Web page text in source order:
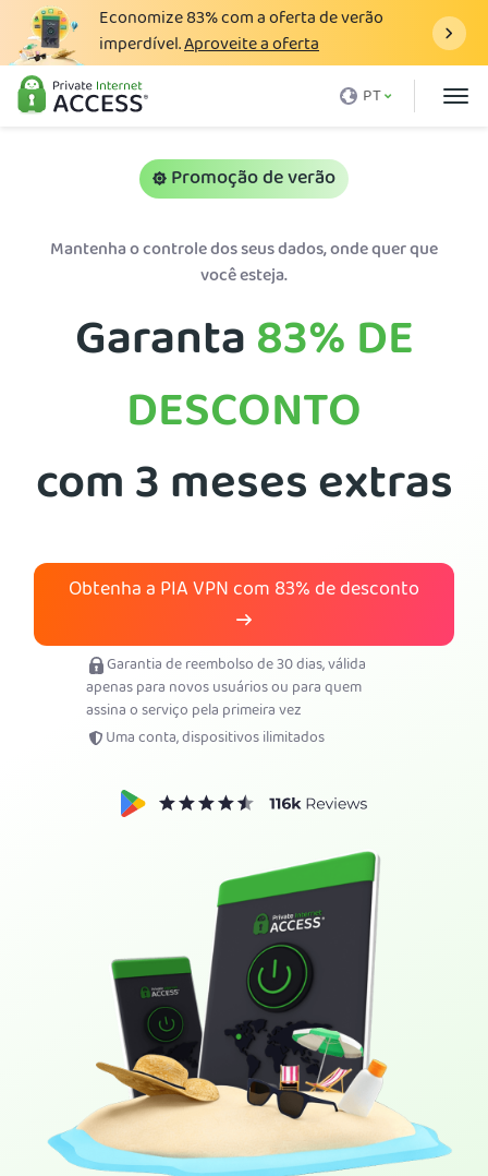
Economize83%com a oferta de verão
imperdível.Aproveite a oferta
PT
O que é uma VPN
Download VPN
Promoção de verão
Mantenha o controle dos seus dados, onde quer que
você esteja.
Garanta83%DE
DESCONTO
com 3 meses extras
Obtenha a PIA VPN com83%de desconto
Garantia de reembolso de 30 dias, válida
apenas para novos usuários ou para quem
assina o serviço pela primeira vez
Uma conta, dispositivos ilimitados